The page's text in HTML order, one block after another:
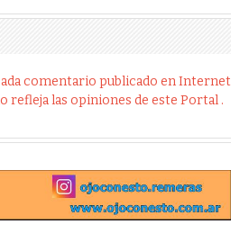
comentario publicado en Internet
refleja las opiniones de este Portal .